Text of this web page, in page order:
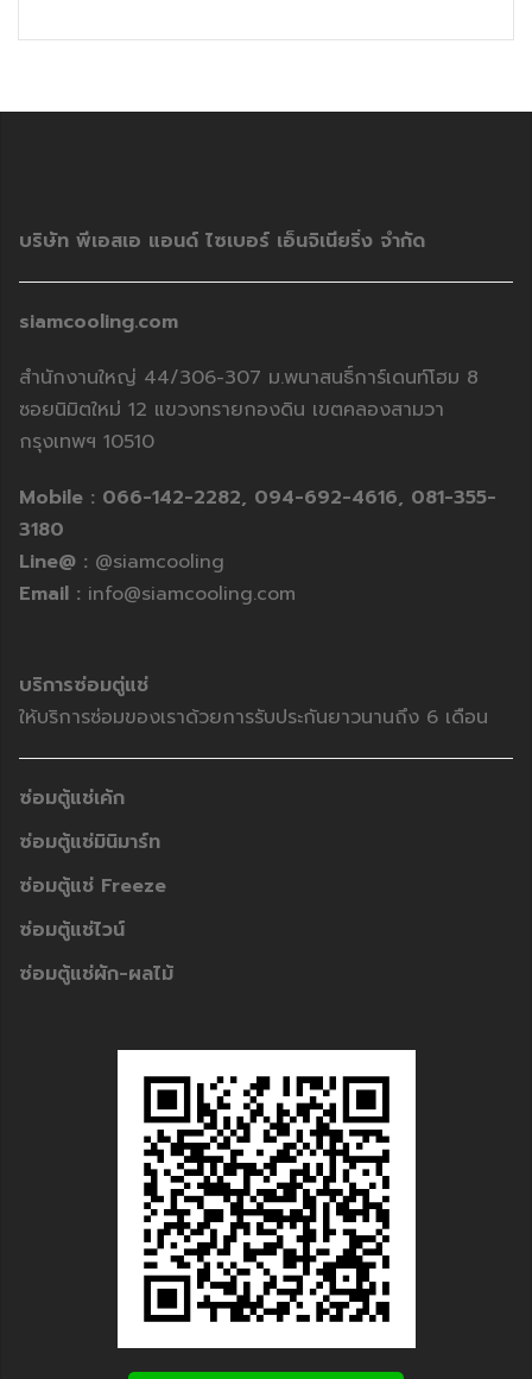
บริษัท พีเอสเอ แอนด์ ไซเบอร์ เอ็นจิเนียริ่ง จำกัด
siamcooling.com
สำนักงานใหญ่ 44/306-307 ม.พนาสนธิ์การ์เดนท์โฮม 8
ซอยนิมิตใหม่ 12 แขวงทรายกองดิน เขตคลองสามวา
กรุงเทพฯ 10510
Mobile : 066-142-2282, 094-692-4616, 081-355-
3180
Line@ : @siamcooling
Email : info@siamcooling.com
บริการซ่อมตู่แช่
ให้บริการซ่อมของเราด้วยการรับประกันยาวนานถึง 6 เดือน
ซ่อมตู้แช่เค้ก
ซ่อมตู้แช่มินิมาร์ท
ซ่อมตู้แช่ Freeze
ซ่อมตู้แช่ไวน์
ซ่อมตู้แช่ผัก-ผลไม้